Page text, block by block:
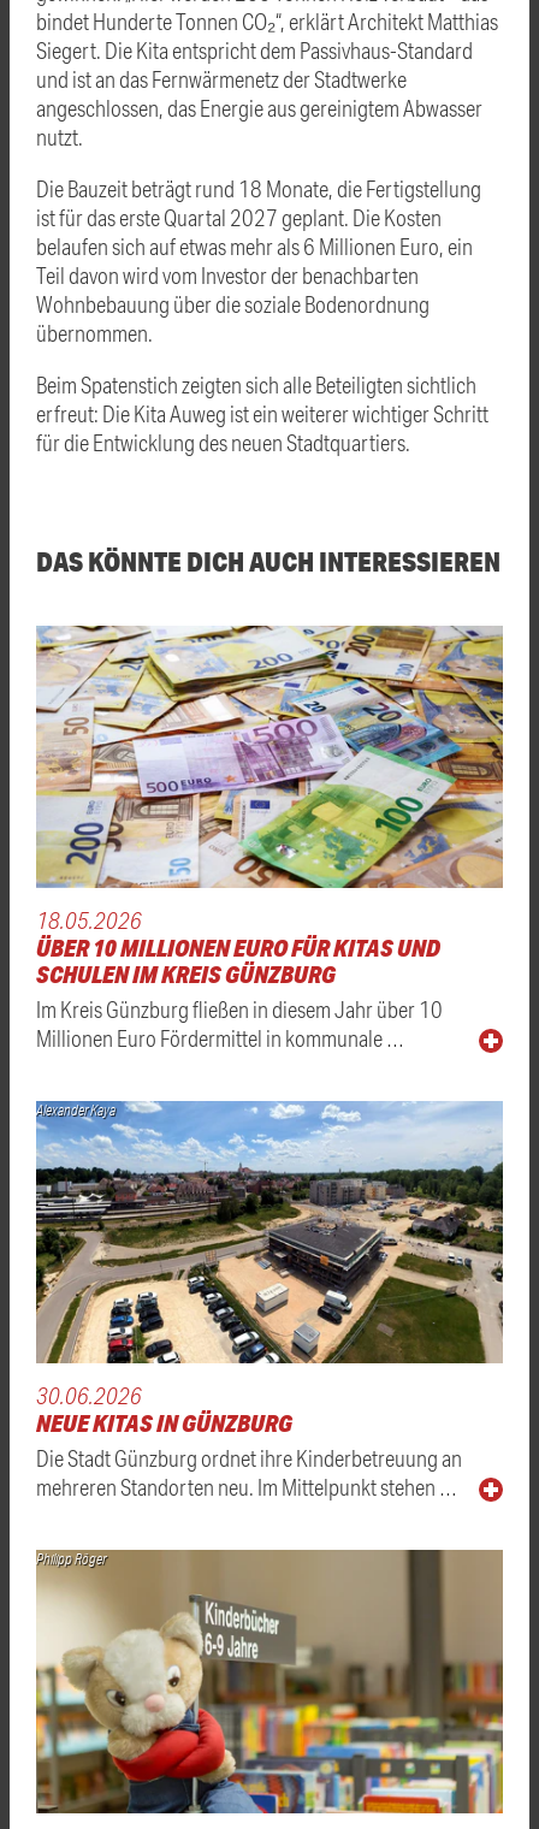
bindet Hunderte Tonnen CO₂“, erklärt Architekt Matthias
Siegert. Die Kita entspricht dem Passivhaus-Standard
und ist an das Fernwärmenetz der Stadtwerke
angeschlossen, das Energie aus gereinigtem Abwasser
nutzt.
Die Bauzeit beträgt rund 18 Monate, die Fertigstellung
ist für das erste Quartal 2027 geplant. Die Kosten
belaufen sich auf etwas mehr als 6 Millionen Euro, ein
Teil davon wird vom Investor der benachbarten
Wohnbebauung über die soziale Bodenordnung
übernommen.
Beim Spatenstich zeigten sich alle Beteiligten sichtlich
erfreut: Die Kita Auweg ist ein weiterer wichtiger Schritt
für die Entwicklung des neuen Stadtquartiers.
DAS KÖNNTE DICH AUCH INTERESSIEREN
18.05.2026
ÜBER 10 MILLIONEN EURO FÜR KITAS UND
SCHULEN IM KREIS GÜNZBURG
Im Kreis Günzburg fließen in diesem Jahr über 10
Millionen Euro Fördermittel in kommunale …
Alexander Kaya
30.06.2026
NEUE KITAS IN GÜNZBURG
Die Stadt Günzburg ordnet ihre Kinderbetreuung an
mehreren Standorten neu. Im Mittelpunkt stehen …
Philipp Röger